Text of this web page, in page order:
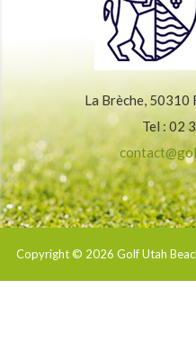
La Brèche, 50310
Tel : 02
Copyright © 2026 Golf Utah